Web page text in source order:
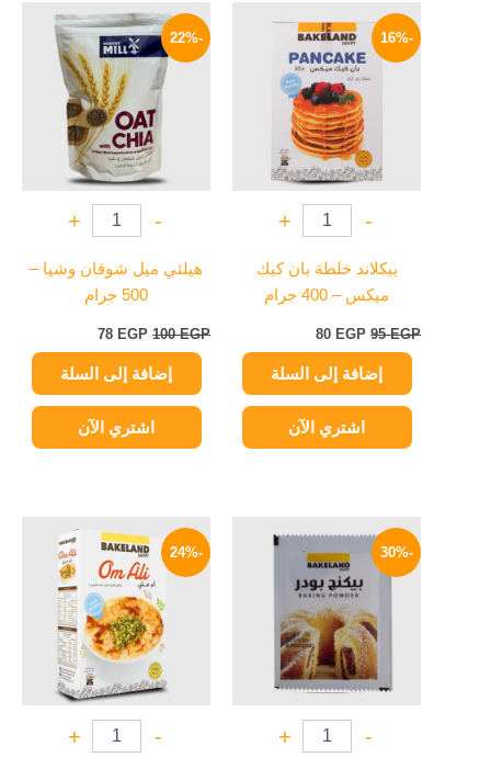
-16%
-
+
بيكلاند خلطة بان كيك
ميكس – 400 جرام
95EGP
الأصلي
هو:
95 EGP.
80 EGP
الحالي
هو:
80 EGP.
إضافة إلى السلة
اشتري الآن
-22%
-
+
هيلثي ميل شوفان وشيا –
500 جرام
100EGP
السعر
الأصلي
هو:
100 EGP.
78 EGP
الحالي
هو:
78 EGP.
إضافة إلى السلة
اشتري الآن
-30%
-
+
الأصلي
هو:
هو:
4 EGP.
-24%
-
+
الأصلي
هو:
58 EGP.
الحالي
هو:
44 EGP.